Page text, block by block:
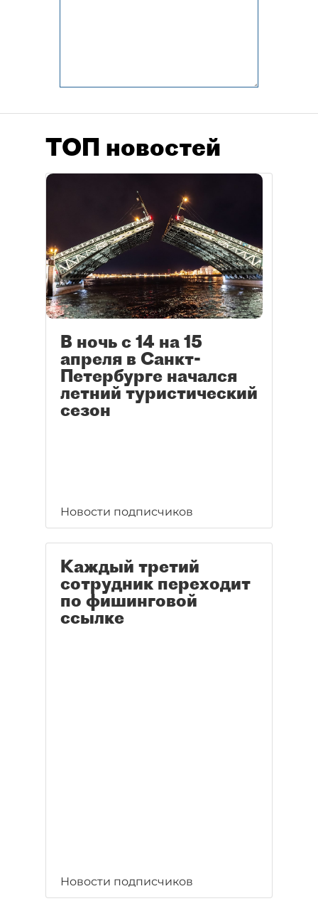
ТОП новостей
В ночь с 14 на 15
апреля в Санкт-
Петербурге начался
летний туристический
сезон
Новости подписчиков
Каждый третий
сотрудник переходит
по фишинговой
ссылке
Новости подписчиков